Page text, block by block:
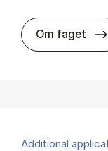
Om faget
Additional